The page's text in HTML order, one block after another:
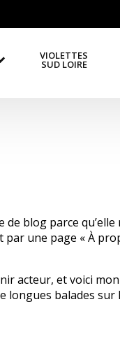
VIOLETTES
SUD LOIRE
de blog parce
une page « À
acteur, et voici
balades sur